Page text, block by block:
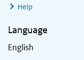
Help
Language
English